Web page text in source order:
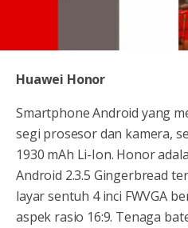
Huawei Honor
Smartphone Android yang
segi prosesor dan kamera,
1930 mAh Li-Ion. Honor
Android 2.3.5 Gingerbread
layar sentuh 4 inci FWVGA
aspek rasio 16:9. Tenaga